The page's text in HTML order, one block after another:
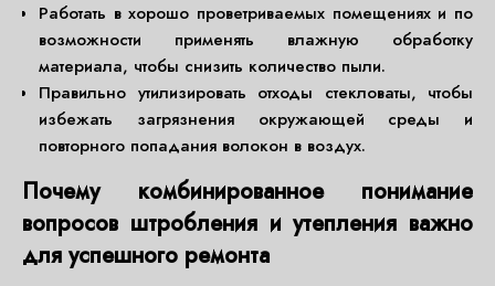
Работать в хорошо проветриваемых помещениях и по
возможности применять влажную обработку
материала, чтобы снизить количество пыли.
Правильно утилизировать отходы стекловаты, чтобы
избежать загрязнения окружающей среды и
повторного попадания волокон в воздух.
Почему комбинированное понимание
вопросов штробления и утепления важно
для успешного ремонта